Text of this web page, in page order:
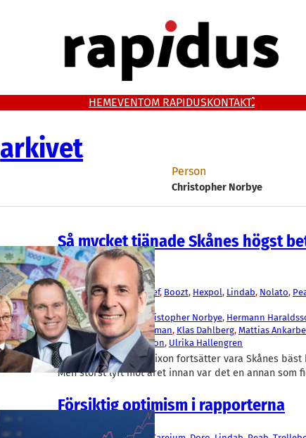
HEMEVENTOM RAPIDUSKONTAKT
arkivet
Person
Christopher Norbye
Så mycket tjänade Skånes högst
vd:ar 2025
Fakta
AAK, Alfa Laval, Beijer Ref, Boozt, Hexpol, Lindab, Nolato,
Trelleborg, Wihlborgs
Christer Wahlquist
Christopher Norbye, Hermann
Göransson, Johan Westman, Klas Dahlberg, Mattias
Peter Nilsson, Tom Erixon, Ulrika Hallengren
Alfa Lavals vd Tom Erixon fortsätter vara Skånes
Men störst lyft mot året innan var det en annan som
Försiktig optimism i rapporterna